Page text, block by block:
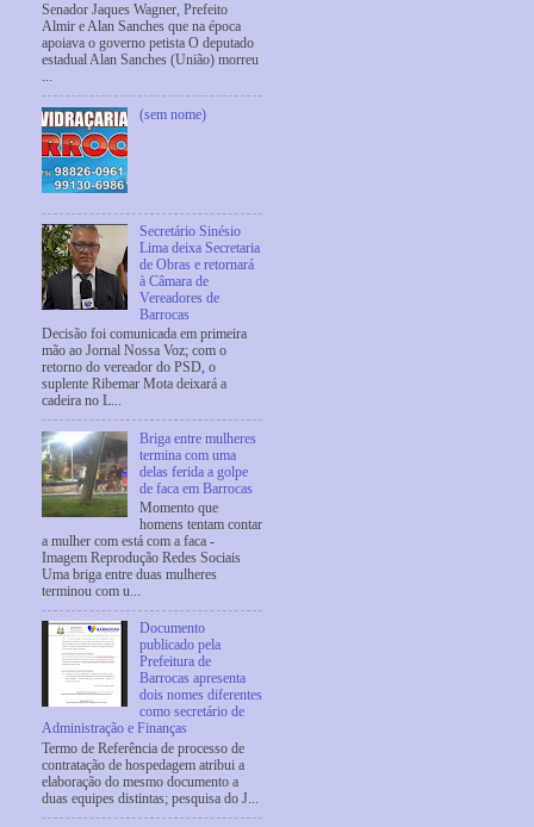
Senador Jaques Wagner, Prefeito
Almir e Alan Sanches que na época
apoiava o governo petista O deputado
estadual Alan Sanches (União) morreu
...
(sem nome)
Secretário Sinésio
Lima deixa Secretaria
de Obras e retornará
à Câmara de
Vereadores de
Barrocas
Decisão foi comunicada em primeira
mão ao Jornal Nossa Voz; com o
retorno do vereador do PSD, o
suplente Ribemar Mota deixará a
cadeira no L...
Briga entre mulheres
termina com uma
delas ferida a golpe
de faca em Barrocas
Momento que
homens tentam contar
a mulher com está com a faca -
Imagem Reprodução Redes Sociais
Uma briga entre duas mulheres
terminou com u...
Documento
publicado pela
Prefeitura de
Barrocas apresenta
dois nomes diferentes
como secretário de
Administração e Finanças
Termo de Referência de processo de
contratação de hospedagem atribui a
elaboração do mesmo documento a
duas equipes distintas; pesquisa do J...